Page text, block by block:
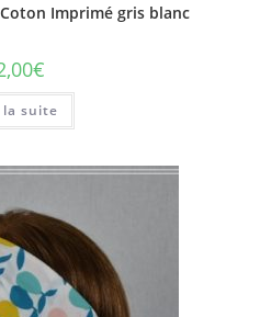
Imprimé gris blanc
€
la suite